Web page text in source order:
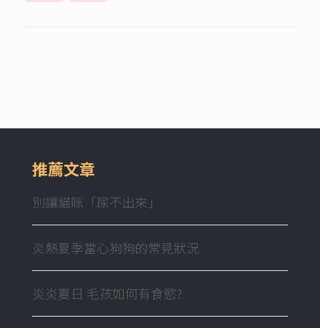
推薦文章
別讓貓咪「尿不出來」
炎熱夏季當心狗狗的常見狀況
炎炎夏日 毛孩如何有食慾?